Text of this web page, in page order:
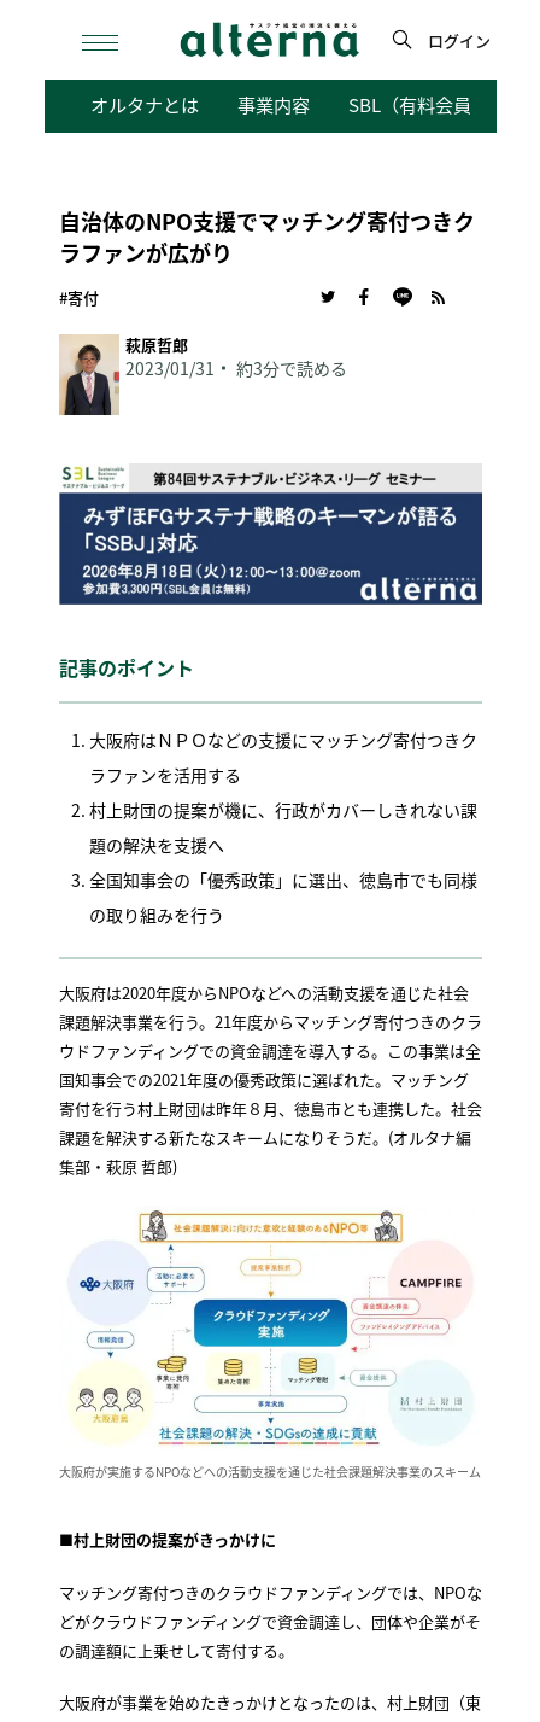
検
ログイン
オルタナとは 事業内容 SBL（有料会員向けサ
自治体のNPO支援でマッチング寄付つきク
ラファンが広がり
#寄付
萩原哲郎
2023/01/31 約3分で読める
記事のポイント
大阪府はＮＰＯなどの支援にマッチング寄付つきク
ラファンを活用する
村上財団の提案が機に、行政がカバーしきれない課
題の解決を支援へ
全国知事会の「優秀政策」に選出、徳島市でも同様
の取り組みを行う
大阪府は2020年度からNPOなどへの活動支援を通じた社会
課題解決事業を行う。21年度からマッチング寄付つきのクラ
ウドファンディングでの資金調達を導入する。この事業は全
国知事会での2021年度の優秀政策に選ばれた。マッチング
寄付を行う村上財団は昨年８月、徳島市とも連携した。社会
課題を解決する新たなスキームになりそうだ。(オルタナ編
集部・萩原 哲郎)
大阪府が実施するNPOなどへの活動支援を通じた社会課題解決事業のスキーム
■村上財団の提案がきっかけに
マッチング寄付つきのクラウドファンディングでは、NPOな
どがクラウドファンディングで資金調達し、団体や企業がそ
の調達額に上乗せして寄付する。
大阪府が事業を始めたきっかけとなったのは、村上財団（東